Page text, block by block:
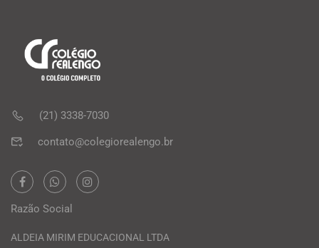
(21) 3338-7030
contato@colegiorealengo.br
Razão Social
ALDEIA MIRIM EDUCACIONAL LTDA